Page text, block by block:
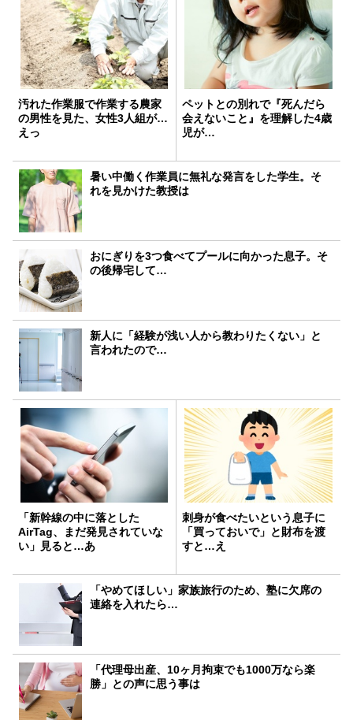
汚れた作業服で作業する農家
の男性を見た、女性3人組が…
えっ
ペットとの別れで『死んだら
会えないこと』を理解した4歳
児が…
暑い中働く作業員に無礼な発言をした学生。そ
れを見かけた教授は
おにぎりを3つ食べてプールに向かった息子。そ
の後帰宅して…
新人に「経験が浅い人から教わりたくない」と
言われたので…
「新幹線の中に落とした
AirTag、まだ発見されていな
い」見ると…あ
刺身が食べたいという息子に
「買っておいで」と財布を渡
すと…え
「やめてほしい」家族旅行のため、塾に欠席の
連絡を入れたら…
「代理母出産、10ヶ月拘束でも1000万なら楽
勝」との声に思う事は